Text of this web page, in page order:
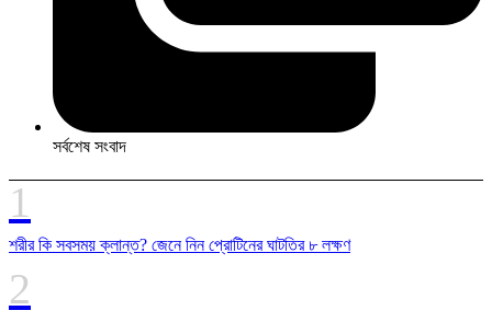
সর্বশেষ সংবাদ
শরীর কি সবসময় ক্লান্ত? জেনে নিন প্রোটিনের ঘাটতির ৮ লক্ষণ